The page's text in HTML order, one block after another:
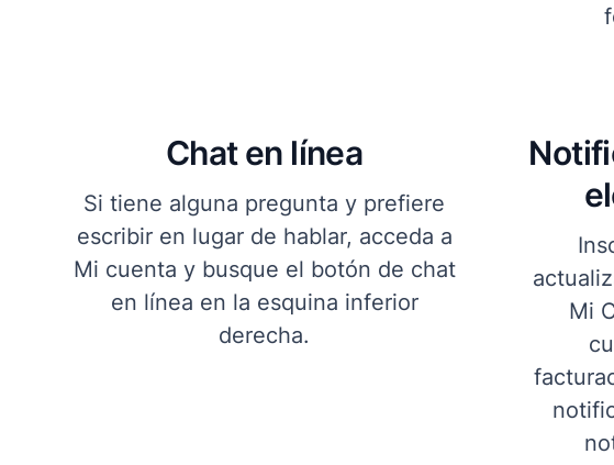
Chat en línea
Si tiene alguna pregunta y prefiere
escribir en lugar de hablar, acceda a
Mi cuenta y busque el botón de chat
en línea en la esquina inferior
derecha.
Mi